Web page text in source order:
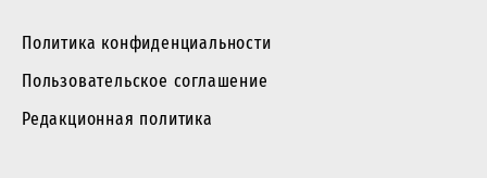
Политика конфиденциальности
Пользовательское соглашение
Редакционная политика